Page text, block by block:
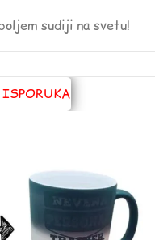
sudiji na svetu!